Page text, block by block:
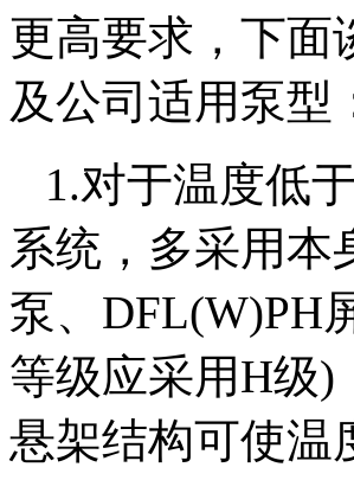
更高要求，下面
及公司适用泵
1.对于温度低
系统，多采用本
泵、DFL(W)PH
等级应采用H级)
悬架结构可使